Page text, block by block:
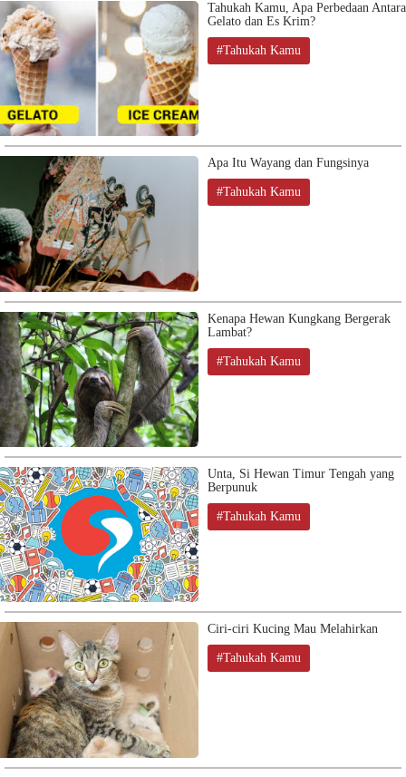
Tahukah Kamu, Apa Perbedaan Antara
Gelato dan Es Krim?
#Tahukah Kamu
Apa Itu Wayang dan Fungsinya
#Tahukah Kamu
Kenapa Hewan Kungkang Bergerak
Lambat?
#Tahukah Kamu
Unta, Si Hewan Timur Tengah yang
Berpunuk
#Tahukah Kamu
Ciri-ciri Kucing Mau Melahirkan
#Tahukah Kamu